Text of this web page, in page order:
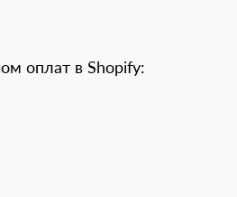
оплат в Shopify: